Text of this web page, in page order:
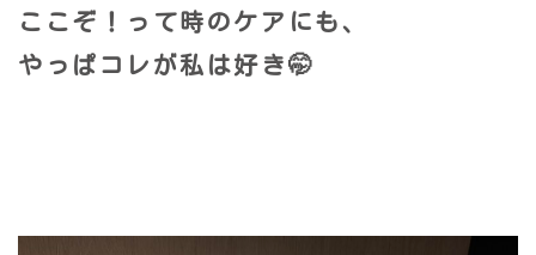
ここぞ！って時のケアにも、
やっぱコレが私は好き🤭